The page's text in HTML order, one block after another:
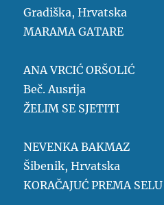
Gradiška, Hrvatska
MARAMA GATARE
ANA VRCIĆ ORŠOLIĆ
Beč. Ausrija
ŽELIM SE SJETITI
NEVENKA BAKMAZ
Šibenik, Hrvatska
KORAČAJUĆ PREMA SELU